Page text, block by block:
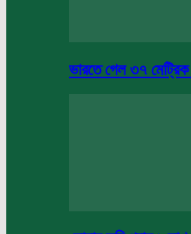
ভারতে গেল ৩৭